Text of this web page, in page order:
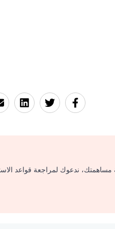
مساهمتك، ندعوك لمراجعة قواعد